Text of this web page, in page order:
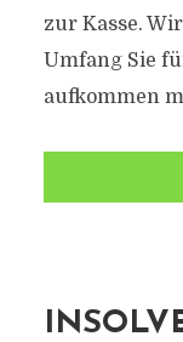
zur Kasse.
Umfang Sie
aufkommen